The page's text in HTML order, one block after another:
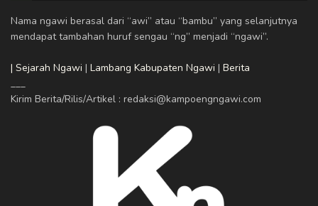
Nama ngawi berasal dari “awi” atau “bambu” yang selanjutnya
mendapat tambahan huruf sengau “ng” menjadi “ngawi”.
| Sejarah Ngawi | Lambang Kabupaten Ngawi | Berita
___
Kirim Berita/Rilis/Artikel : redaksi@kampoengngawi.com